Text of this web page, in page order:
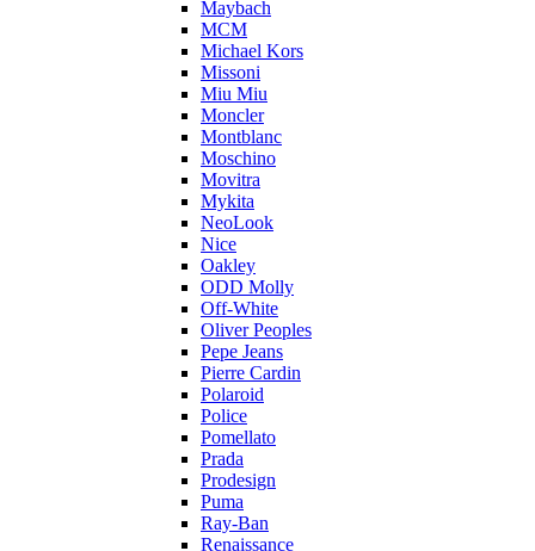
Maybach
MCM
Michael Kors
Missoni
Miu Miu
Moncler
Montblanc
Moschino
Movitra
Mykita
NeoLook
Nice
Oakley
ODD Molly
Off-White
Oliver Peoples
Pepe Jeans
Pierre Cardin
Polaroid
Police
Pomellato
Prada
Prodesign
Puma
Ray-Ban
Renaissance